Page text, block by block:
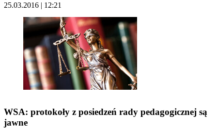
25.03.2016 | 12:21
WSA: protokoły z posiedzeń rady pedagogicznej są
jawne